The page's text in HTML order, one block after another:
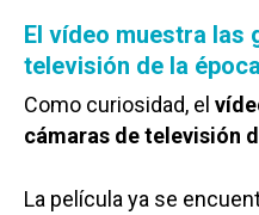
El vídeo muestra las
televisión de la época
Como curiosidad, el
cámaras de televisión
La película ya se